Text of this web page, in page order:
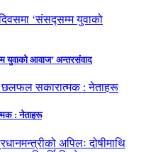
युवाको आवाज’ अन्तरसंवाद
: नेताहरू